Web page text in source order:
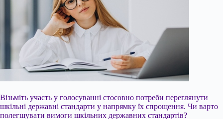
Візьміть участь у голосуванні стосовно потреби переглянути
шкільні державні стандарти у напрямку їх спрощення. Чи варто
полегшувати вимоги шкільних державних стандартів?